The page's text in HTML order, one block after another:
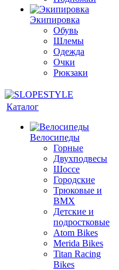
Экипировка
Обувь
Шлемы
Одежда
Очки
Рюкзаки
Каталог
Велосипеды
Горные
Двухподвесы
Шоссе
Городские
Трюковые и
BMX
Детские и
подростковые
Atom Bikes
Merida Bikes
Titan Racing
Bikes